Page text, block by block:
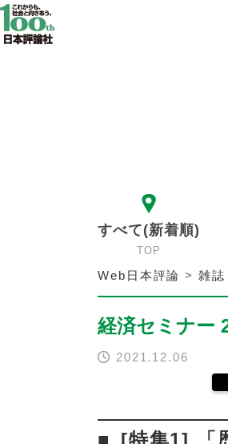
すべて(新着順)
TOP
Web日本評論 >雑誌
経済セミナー
2021.12.06
[特集1] 「